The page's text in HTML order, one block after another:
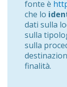
fonte è
che lo
dati sulla
sulla
sulla
finalità.